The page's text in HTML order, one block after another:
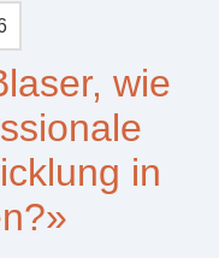
wie
in